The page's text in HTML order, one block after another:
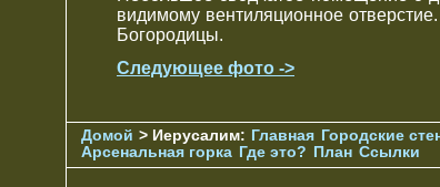
видимому вентиляционное
Богородицы.
Следующее фото ->
Домой > Иерусалим: Главная Городские
Арсенальная горка Где это? План Ссылки